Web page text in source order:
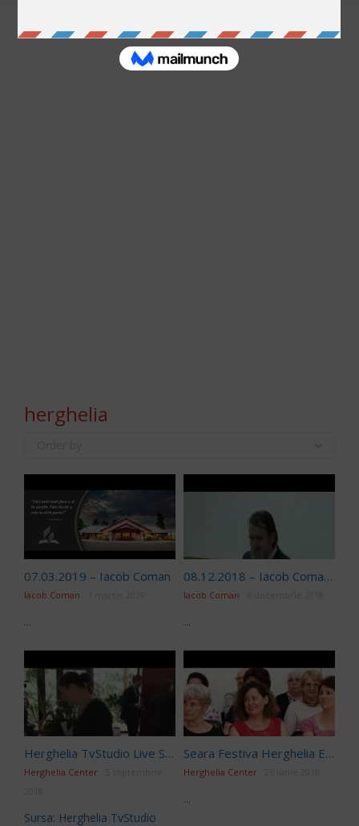
herghelia
07.03.2019 – Iacob Coman
Iacob Coman
...
08.12.2018 – Iacob Coman – Scoala de Sambata
Iacob Coman
...
Herghelia TvStudio Live Stream
Herghelia Center
Sursa: Herghelia TvStudio
Seara Festiva Herghelia Editia 221
Herghelia Center
...